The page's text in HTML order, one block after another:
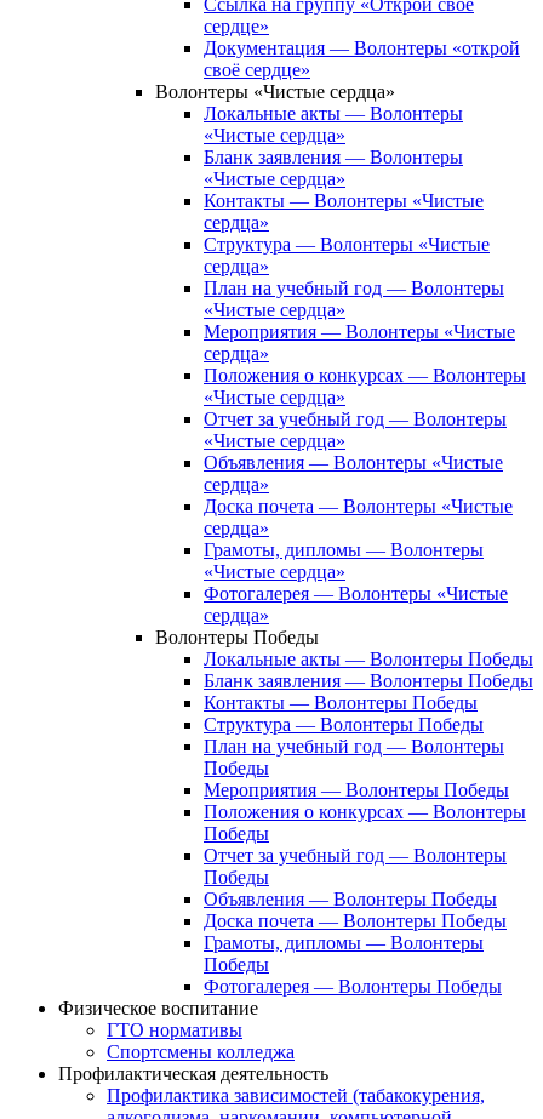
Ссылка на группу «Открой своё
сердце»
Документация — Волонтеры «открой
своё сердце»
Волонтеры «Чистые сердца»
Локальные акты — Волонтеры
«Чистые сердца»
Бланк заявления — Волонтеры
«Чистые сердца»
Контакты — Волонтеры «Чистые
сердца»
Структура — Волонтеры «Чистые
сердца»
План на учебный год — Волонтеры
«Чистые сердца»
Мероприятия — Волонтеры «Чистые
сердца»
Положения о конкурсах — Волонтеры
«Чистые сердца»
Отчет за учебный год — Волонтеры
«Чистые сердца»
Объявления — Волонтеры «Чистые
сердца»
Доска почета — Волонтеры «Чистые
сердца»
Грамоты, дипломы — Волонтеры
«Чистые сердца»
Фотогалерея — Волонтеры «Чистые
сердца»
Волонтеры Победы
Локальные акты — Волонтеры Победы
Бланк заявления — Волонтеры Победы
Контакты — Волонтеры Победы
Структура — Волонтеры Победы
План на учебный год — Волонтеры
Победы
Мероприятия — Волонтеры Победы
Положения о конкурсах — Волонтеры
Победы
Отчет за учебный год — Волонтеры
Победы
Объявления — Волонтеры Победы
Доска почета — Волонтеры Победы
Грамоты, дипломы — Волонтеры
Победы
Фотогалерея — Волонтеры Победы
Физическое воспитание
ГТО нормативы
Спортсмены колледжа
Профилактическая деятельность
Профилактика зависимостей (табакокурения,